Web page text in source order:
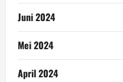
Juni 2024
Mei 2024
April 2024